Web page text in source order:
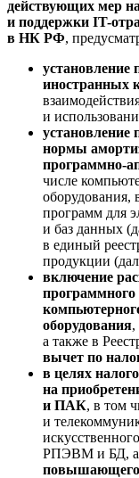
действующих мер
и поддержки IT-
в НК РФ,
установление
иностранных
и
нормы
программно-
числе
оборудования,
программ для
и баз данных
в единый
продукции
включение
оборудования,
а также в
вычет по
в целях
на
и ПАК, в том
и
РПЭВМ и БД, а
повышающего